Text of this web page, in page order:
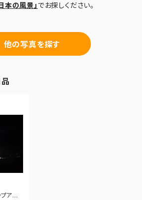
本の風景」 でお探しください。
他の写真を探す
アー